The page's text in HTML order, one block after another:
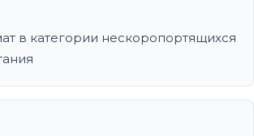
в категории нескоропортящихся